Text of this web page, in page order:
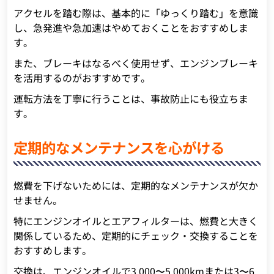
アクセルを踏む際は、基本的に「ゆっくり踏む」を意識
し、急発進や急加速はやめておくことをおすすめしま
す。
また、ブレーキはなるべく使用せず、エンジンブレーキ
を活用するのがおすすめです。
運転方法を丁寧に行うことは、事故防止にも役立ちま
す。
定期的なメンテナンスを心がける
燃費を下げないためには、定期的なメンテナンスが欠か
せません。
特にエンジンオイルとエアフィルターは、燃費と大きく
関係しているため、定期的にチェック・交換することを
おすすめします。
交換は、エンジンオイルで3,000〜5,000kmまたは3〜6